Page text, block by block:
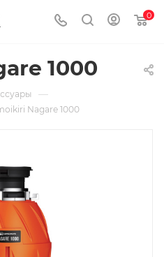
0
1000
—
Nagare 1000